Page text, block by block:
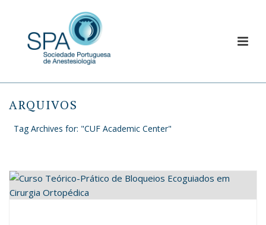
ARQUIVOS
Tag Archives for: "CUF Academic Center"